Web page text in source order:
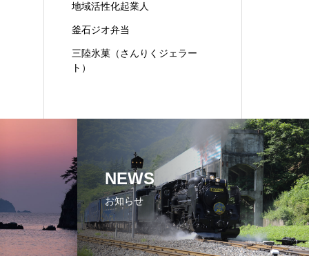
地域活性化起業人
釜石ジオ弁当
三陸氷菓（さんりくジェラー
ト）
NEWS
お知らせ